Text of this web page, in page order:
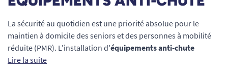
La sécurité au quotidien est une priorité absolue pour le
maintien à domicile des seniors et des personnes à mobilité
réduite (PMR). L'installation d'équipements anti-chute
permet de sécuriser chaque pièce de la maison et de prévenir
Lire la suite